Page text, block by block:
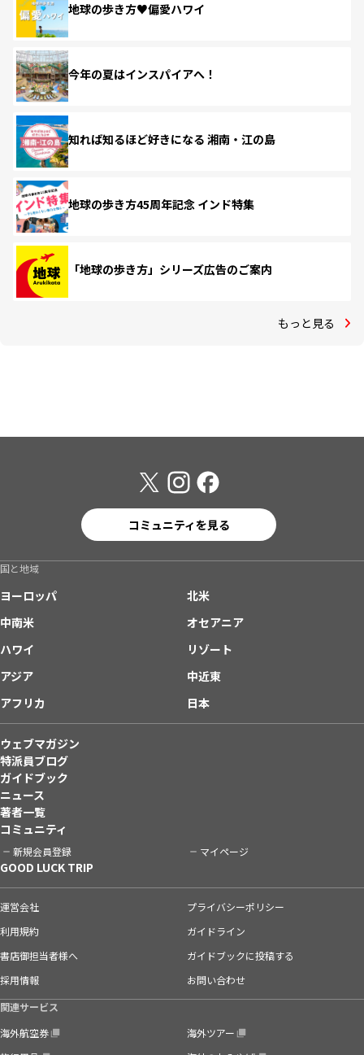
地球の歩き方♥偏愛ハワイ
今年の夏はインスパイアへ！
知れば知るほど好きになる 湘南・江の島
地球の歩き方45周年記念 インド特集
「地球の歩き方」シリーズ広告のご案内
もっと見る
コミュニティを見る
国と地域
ヨーロッパ
北米
中南米
オセアニア
ハワイ
リゾート
アジア
中近東
アフリカ
日本
ウェブマガジン
特派員ブログ
ガイドブック
ニュース
著者一覧
コミュニティ
新規会員登録 マイページ
GOOD LUCK TRIP
運営会社
プライバシーポリシー
利用規約
ガイドライン
書店御担当者様へ
ガイドブックに投稿する
採用情報
お問い合わせ
関連サービス
海外航空券
海外ツアー